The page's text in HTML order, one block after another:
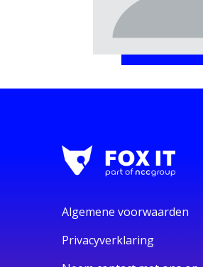
Algemene voorwaarden
Privacyverklaring